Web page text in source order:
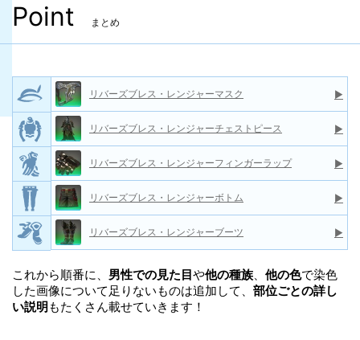
Point まとめ
リバーズブレス・レンジャーマスク ▶
リバーズブレス・レンジャーチェストピース ▶
リバーズブレス・レンジャーフィンガーラップ ▶
リバーズブレス・レンジャーボトム ▶
リバーズブレス・レンジャーブーツ ▶
これから順番に、 男性での見た目や他の種族、 他の色で染色
した画像について足りないものは追加して、 部位ごとの詳し
い説明もたくさん載せていきます！